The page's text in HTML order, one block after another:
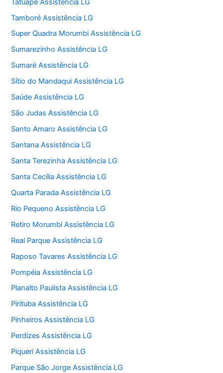
Tamboré Assistência LG
Super Quadra Morumbi Assistência LG
Sumarezinho Assistência LG
Sumaré Assistência LG
Sítio do Mandaqui Assistência LG
Saúde Assistência LG
São Judas Assistência LG
Santo Amaro Assistência LG
Santana Assistência LG
Santa Terezinha Assistência LG
Santa Cecília Assistência LG
Quarta Parada Assistência LG
Rio Pequeno Assistência LG
Retiro Morumbi Assistência LG
Real Parque Assistência LG
Raposo Tavares Assistência LG
Pompéia Assistência LG
Planalto Paulista Assistência LG
Pirituba Assistência LG
Pinheiros Assistência LG
Perdizes Assistência LG
Piqueri Assistência LG
Parque São Jorge Assistência LG